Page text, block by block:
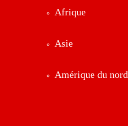
Afrique
Asie
Amérique du nord